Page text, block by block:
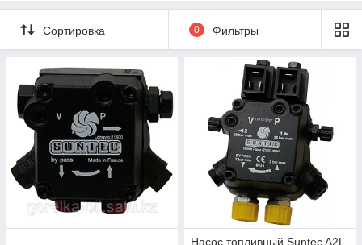
оснащены электромагнитным клапаном),что позволяет
стравливать воздух через линию форсунки.
оснащенные электромагнитным клапаном, с функцией
запирания - одноступенчатые.
Серии
AP, AT, A2L - модели топливных насосовSUNTEC
оснащенные электромагнитным клапаном, с функцией
запирания - двухступенчатые
Сортировка 0 Фильтры
Насос топливный Suntec A2L